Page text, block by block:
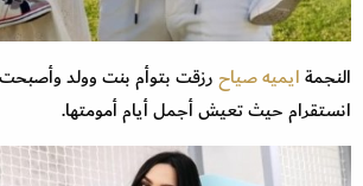
النجمةايميه صياحرزقت بتوأم بنت وولد
انستقرام حيث تعيش أجمل أيام أمومتها.